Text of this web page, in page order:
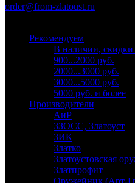
order@from-zlatoust.ru
Рекомендуем
В наличии, скидки
900...2000 руб.
2000...3000 руб.
3000...5000 руб.
5000 руб. и более
Производители
АиР
ЗЗОСС, Златоуст
ЗИК
Златко
Златоустовская
Златпрофит
Оружейник (Арт-